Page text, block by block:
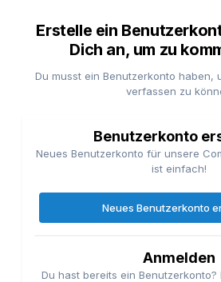
Erstelle ein
Dich an, um zu
Du musst ein Benutzerkonto haben,
verfassen zu
Benutzerkonto
Neues Benutzerkonto für unsere
ist einfach!
Neues Benutzerkonto
Anmelden
Du hast bereits ein Benutzerkonto?